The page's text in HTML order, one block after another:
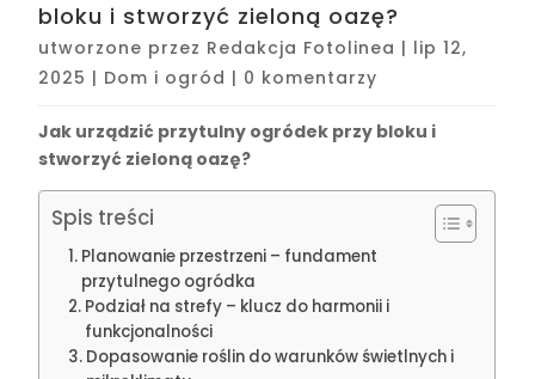
bloku i stworzyć zieloną oazę?
utworzone przez Redakcja Fotolinea | lip 12,
2025 | Dom i ogród | 0 komentarzy
Jak urządzić przytulny ogródek przy bloku i
stworzyć zieloną oazę?
Spis treści
Planowanie przestrzeni – fundament
przytulnego ogródka
Podział na strefy – klucz do harmonii i
funkcjonalności
Dopasowanie roślin do warunków świetlnych i